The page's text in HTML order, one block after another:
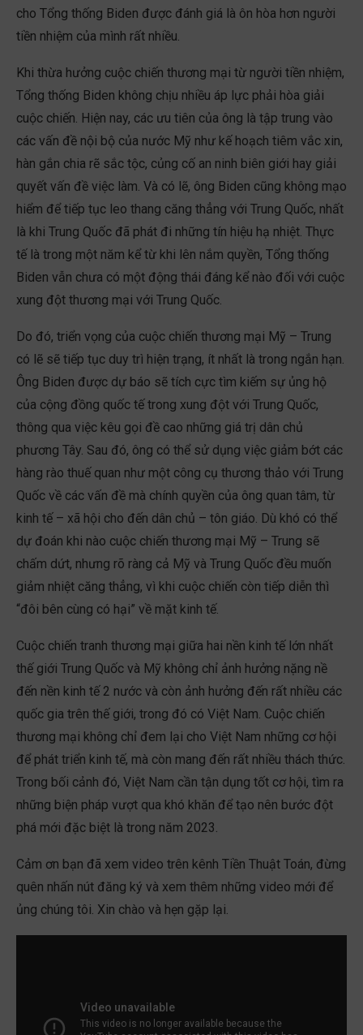
cho Tổng thống Biden được đánh giá là ôn hòa hơn người
tiền nhiệm của mình rất nhiều.
Khi thừa hưởng cuộc chiến thương mại từ người tiền nhiệm,
Tổng thống Biden không chịu nhiều áp lực phải hòa giải
cuộc chiến. Hiện nay, các ưu tiên của ông là tập trung vào
các vấn đề nội bộ của nước Mỹ như kế hoạch tiêm vắc xin,
hàn gắn chia rẽ sắc tộc, củng cố an ninh biên giới hay giải
quyết vấn đề việc làm. Và có lẽ, ông Biden cũng không mạo
hiểm để tiếp tục leo thang căng thẳng với Trung Quốc, nhất
là khi Trung Quốc đã phát đi những tín hiệu hạ nhiệt. Thực
tế là trong một năm kể từ khi lên nắm quyền, Tổng thống
Biden vẫn chưa có một động thái đáng kể nào đối với cuộc
xung đột thương mại với Trung Quốc.
Do đó, triển vọng của cuộc chiến thương mại Mỹ – Trung
có lẽ sẽ tiếp tục duy trì hiện trạng, ít nhất là trong ngắn hạn.
Ông Biden được dự báo sẽ tích cực tìm kiếm sự ủng hộ
của cộng đồng quốc tế trong xung đột với Trung Quốc,
thông qua việc kêu gọi đề cao những giá trị dân chủ
phương Tây. Sau đó, ông có thể sử dụng việc giảm bớt các
hàng rào thuế quan như một công cụ thương thảo với Trung
Quốc về các vấn đề mà chính quyền của ông quan tâm, từ
kinh tế – xã hội cho đến dân chủ – tôn giáo. Dù khó có thể
dự đoán khi nào cuộc chiến thương mại Mỹ – Trung sẽ
chấm dứt, nhưng rõ ràng cả Mỹ và Trung Quốc đều muốn
giảm nhiệt căng thẳng, vì khi cuộc chiến còn tiếp diễn thì
“đôi bên cùng có hại” về mặt kinh tế.
Cuộc chiến tranh thương mại giữa hai nền kinh tế lớn nhất
thế giới Trung Quốc và Mỹ không chỉ ảnh hưởng nặng nề
đến nền kinh tế 2 nước và còn ảnh hưởng đến rất nhiều các
quốc gia trên thế giới, trong đó có Việt Nam. Cuộc chiến
thương mại không chỉ đem lại cho Việt Nam những cơ hội
để phát triển kinh tế, mà còn mang đến rất nhiều thách thức.
Trong bối cảnh đó, Việt Nam cần tận dụng tốt cơ hội, tìm ra
những biện pháp vượt qua khó khăn để tạo nên bước đột
phá mới đặc biệt là trong năm 2023.
Cảm ơn bạn đã xem video trên kênh Tiền Thuật Toán, đừng
quên nhấn nút đăng ký và xem thêm những video mới để
ủng chúng tôi. Xin chào và hẹn gặp lại.